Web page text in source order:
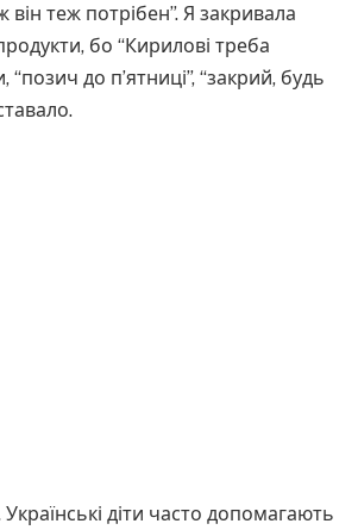
теж потрібен”. Я закривала
бо “Кирилові треба
до п’ятниці”, “закрий, будь
діти часто допомагають